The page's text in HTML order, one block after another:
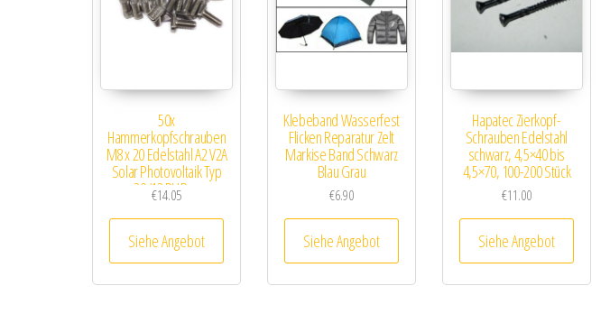
50x
Hammerkopfschrauben
M8 x 20 Edelstahl A2 V2A
Solar Photovoltaik Typ
20/12 PV Bau
€14.05
Siehe Angebot
Klebeband Wasserfest
Flicken Reparatur Zelt
Markise Band Schwarz
Blau Grau
€6.90
Siehe Angebot
Hapatec Zierkopf-
Schrauben Edelstahl
schwarz, 4,5×40 bis
4,5×70, 100-200 Stück
€11.00
Siehe Angebot